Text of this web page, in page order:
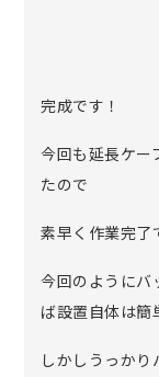
完成です！
今回も延長ケー
たので
素早く作業完了
今回のようにバ
ば設置自体は簡
しかしうっか